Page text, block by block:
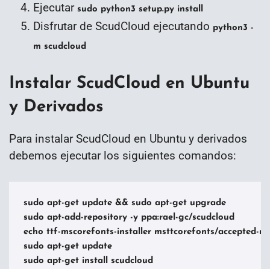
Ejecutar sudo python3 setup.py install
Disfrutar de ScudCloud ejecutando python3 -
m scudcloud
Instalar ScudCloud en Ubuntu
y Derivados
Para instalar ScudCloud en Ubuntu y derivados
debemos ejecutar los siguientes comandos:
sudo apt-get update && sudo apt-get upgrade
sudo apt-add-repository -y ppa:rael-gc/scudcloud
echo ttf-mscorefonts-installer msttcorefonts/accepted-
sudo apt-get update
sudo apt-get install scudcloud